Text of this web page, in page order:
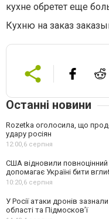
кухне обретет еще
Кухню на заказ
Останні новини
Rozetka оголосила, що
удару росіян
12:00,6 серпня
США відновили
допомагає Україні бити
10:20,6 серпня
У Росії атаки дронів
області та Підмосков’ї